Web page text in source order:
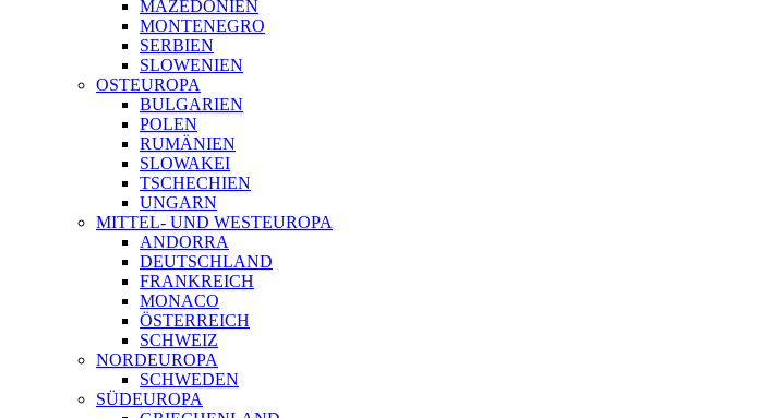
MAZEDONIEN
MONTENEGRO
SERBIEN
SLOWENIEN
OSTEUROPA
BULGARIEN
POLEN
RUMÄNIEN
SLOWAKEI
TSCHECHIEN
UNGARN
MITTEL- UND WESTEUROPA
ANDORRA
DEUTSCHLAND
FRANKREICH
MONACO
ÖSTERREICH
SCHWEIZ
NORDEUROPA
SCHWEDEN
SÜDEUROPA